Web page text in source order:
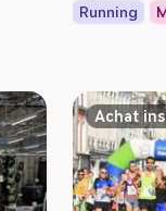
Running
Achat